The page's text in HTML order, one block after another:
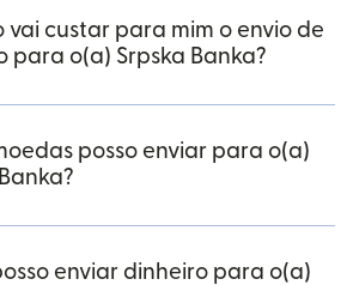
vai custar para mim o envio de
para o(a) Srpska Banka?
posso enviar para o(a)
enviar dinheiro para o(a)